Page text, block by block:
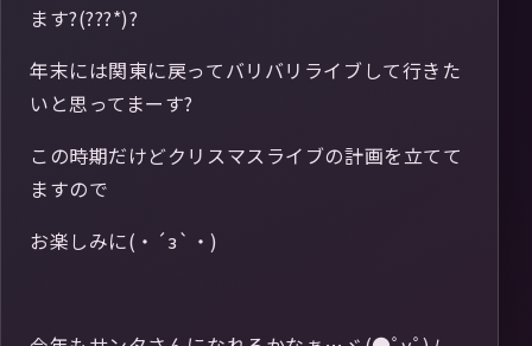
ます?(???*)?
年末には関東に戻ってバリバリライブして行きた
いと思ってまーす?
この時期だけどクリスマスライブの計画を立てて
ますので
お楽しみに(・´з`・)